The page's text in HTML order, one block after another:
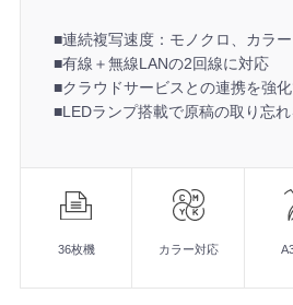
■連続複写速度：モノクロ、カラ
■有線＋無線LANの2回線に対応
■クラウドサービスとの連携を強
■LEDランプ搭載で原稿の取り忘れ
■連続複写速度：モノクロ、カラー
■有線＋無線LANの2回線に対応
■LEDランプ搭載で原稿の取り忘
36枚機 カラー対応